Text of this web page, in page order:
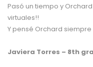
Pasó un tiempo y
virtuales!!
Y pensé Orchard
Javiera Torres – 8th